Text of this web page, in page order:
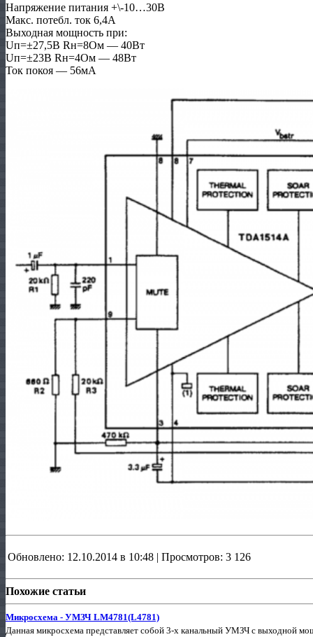
Напряжение питания +\-10…30В
Макс. потебл. ток 6,4А
Выходная мощность при:
Uп=±27,5В Rн=8Ом — 40Вт
Uп=±23В Rн=4Ом — 48Вт
Ток покоя — 56мА
Обновлено: 12.10.2014 в 10:48 | Просмотров: 3 126
Похожие статьи
Микросхема - УМЗЧ LM4781(L4781)
Данная микросхема представляет собой 3-х канальный УМЗЧ с выходной